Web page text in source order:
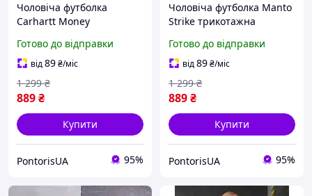
Чоловіча футболка
Carhartt Money
Кархартт чорна
Готово до відправки
від89₴/міс
889₴
1 299 ₴
Купити
PontorisUA 95%
Чоловіча футболка Manto
Strike трикотажна
чорна
Готово до відправки
від89₴/міс
889₴
1 299 ₴
Купити
PontorisUA 95%